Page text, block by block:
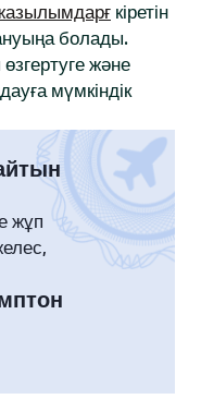
кіретін
болады.
және
мүмкіндік
жұп